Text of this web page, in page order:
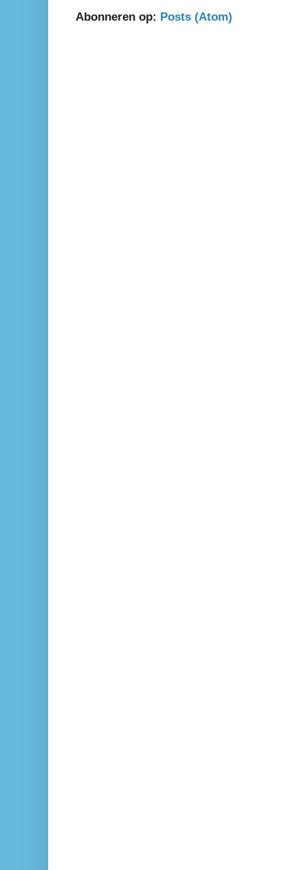
Abonneren op: Posts (Atom)